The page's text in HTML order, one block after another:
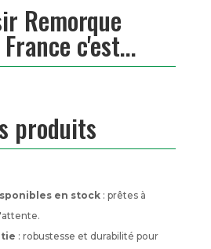
Remorque
c'est...
produits
en stock: prêtes à
: robustesse et durabilité pour